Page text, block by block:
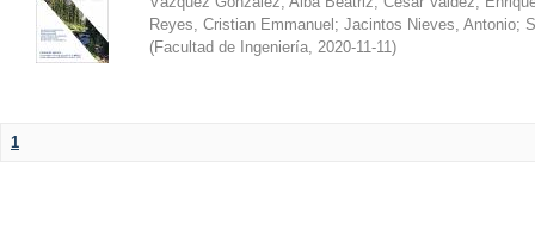
Reyes, Cristian Emmanuel ; Jacintos Nieves, Antonio;
(Facultad de Ingeniería, 2020-11-11)
1